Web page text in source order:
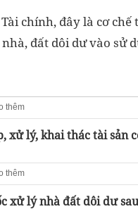
chính, đây là cơ
đất dôi dư vào sử
thêm
xử lý, khai thác tài sản
thêm
xử lý nhà đất dôi dư